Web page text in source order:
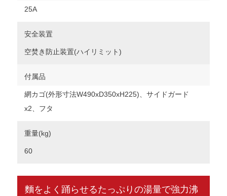
25A
安全装置
空焚き防止装置(ハイリミット)
付属品
網カゴ(外形寸法W490xD350xH225)、サイドガード
x2、フタ
重量(kg)
60
麵をよく踊らせるたっぷりの湯量で強力沸